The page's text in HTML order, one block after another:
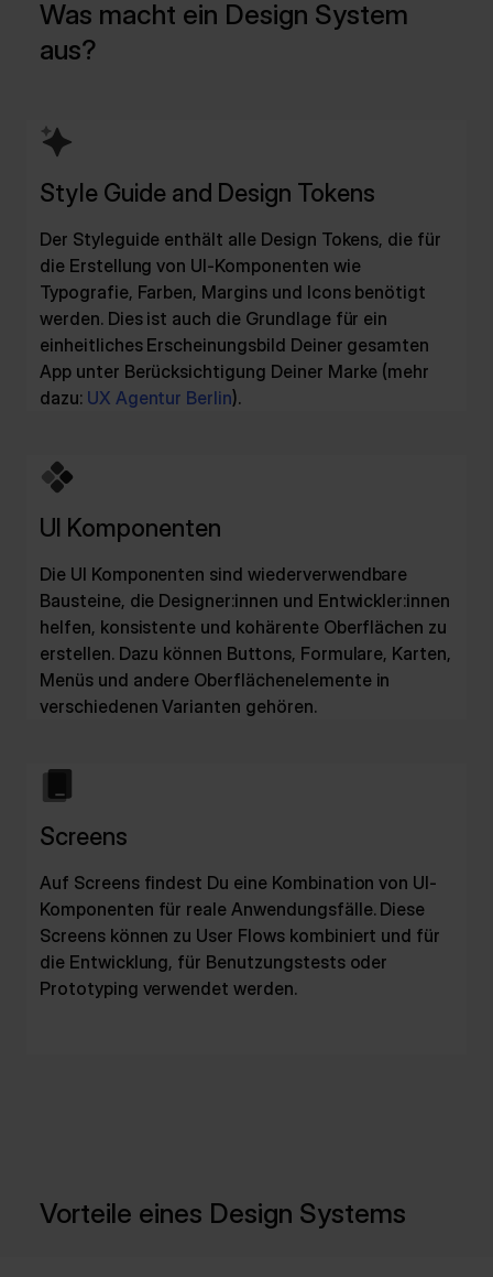
Was macht ein Design System
aus?
Style Guide and Design Tokens
Der Styleguide enthält alle Design Tokens, die für
die Erstellung von UI-Komponenten wie
Typografie, Farben, Margins und Icons benötigt
werden. Dies ist auch die Grundlage für ein
einheitliches Erscheinungsbild Deiner gesamten
App unter Berücksichtigung Deiner Marke (mehr
dazu: UX Agentur Berlin).
UI Komponenten
Die UI Komponenten sind wiederverwendbare
Bausteine, die Designer:innen und Entwickler:innen
helfen, konsistente und kohärente Oberflächen zu
erstellen. Dazu können Buttons, Formulare, Karten,
Menüs und andere Oberflächenelemente in
verschiedenen Varianten gehören.
Screens
Auf Screens findest Du eine Kombination von UI-
Komponenten für reale Anwendungsfälle. Diese
Screens können zu User Flows kombiniert und für
die Entwicklung, für Benutzungstests oder
Prototyping verwendet werden.
Vorteile eines Design Systems